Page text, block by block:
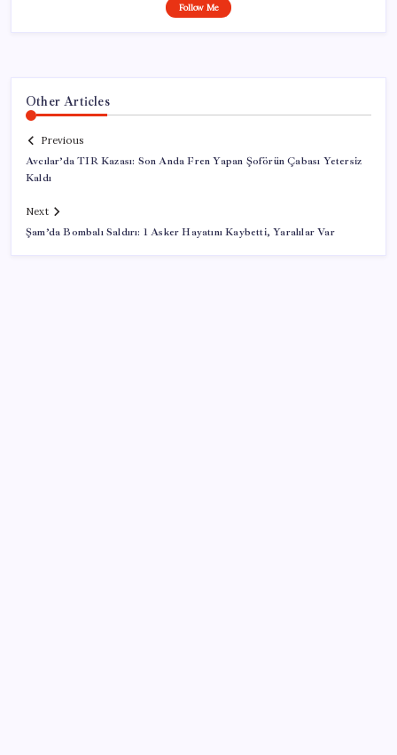
Follow Me
Other Articles
Previous
Avcılar’da TIR Kazası: Son Anda Fren Yapan Şoförün Çabası Yetersiz
Kaldı
Next
Şam’da Bombalı Saldırı: 1 Asker Hayatını Kaybetti, Yaralılar Var